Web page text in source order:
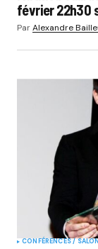
février 22h30
ParAlexandre
CONFÉRENCES /